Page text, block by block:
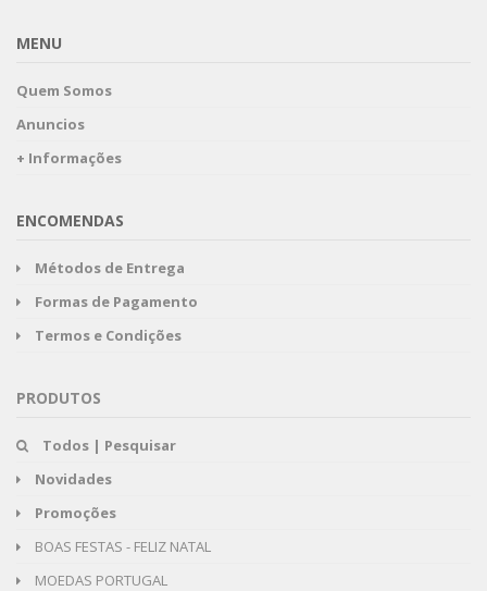
MENU
Quem Somos
Anuncios
+ Informações
ENCOMENDAS
Métodos de Entrega
Formas de Pagamento
Termos e Condições
PRODUTOS
Todos | Pesquisar
Novidades
Promoções
BOAS FESTAS - FELIZ NATAL
MOEDAS PORTUGAL